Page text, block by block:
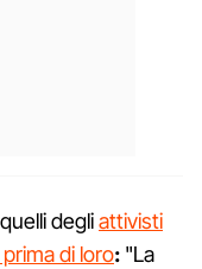
degliattivisti
di loro: "La